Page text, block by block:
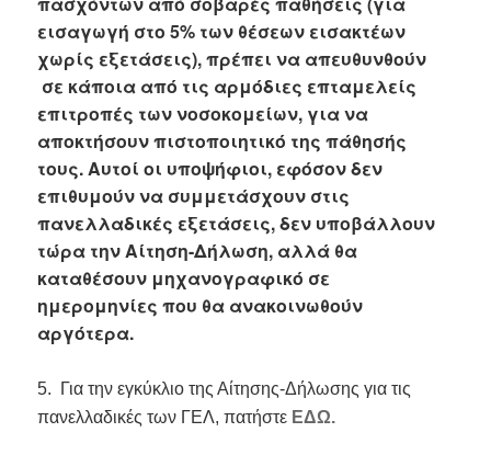
εισαγωγή στο 5% των θέσεων εισακτέων
χωρίς εξετάσεις), πρέπει να απευθυνθούν
σε κάποια από τις αρμόδιες επταμελείς
επιτροπές των νοσοκομείων, για να
αποκτήσουν πιστοποιητικό της πάθησής
τους. Αυτοί οι υποψήφιοι, εφόσον δεν
επιθυμούν να συμμετάσχουν στις
πανελλαδικές εξετάσεις, δεν υποβάλλουν
τώρα την Αίτηση-Δήλωση, αλλά θα
καταθέσουν μηχανογραφικό σε
ημερομηνίες που θα ανακοινωθούν
αργότερα.
5. Για την εγκύκλιο της Αίτησης-Δήλωσης για τις
πανελλαδικές των ΓΕΛ, πατήστε ΕΔΩ.